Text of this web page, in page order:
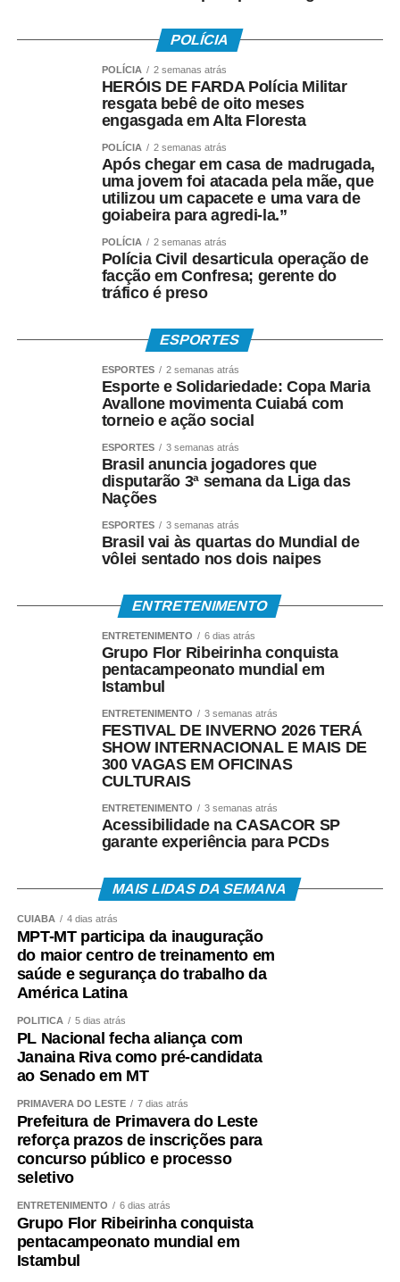
Como o pagamento é feito
Para trabalhadores da iniciativa privada (PIS)
• A Caixa Econômica Federal realiza o pagamento
prioritariamente por:
• Crédito em conta corrente ou poupança da Caixa;
• Depósito em Poupança Social Digital, movimentada
pelo aplicativo Caixa Tem.
Quem não possui conta pode sacar:
• Com Cartão Social e senha em lotéricas, caixas
eletrônicos e correspondentes CAIXA Aqui;
• Nas agências, com documento oficial com foto;
• Sem cartão, por meio de biometria cadastrada.
Para servidores públicos
(Pasep)
O Banco do Brasil faz o pagamento por:
• Crédito em conta bancária;
• Transferência via TED ou Pix;
• Saque presencial nas agências, para quem não é
Como consultar
Os trabalhadores podem verificar informações sobre
valor, data e habilitação pelos seguintes canais:
• Aplicativo Carteira de Trabalho Digital;
• Portal Gov.br;
• Telefone 158 (Ministério do Trabalho);
• Aplicativos Caixa Tem e Benefícios Sociais Caixa;
A expectativa é que, em 2026, cerca de 22,2 milhões
de trabalhadores recebam o abono salarial.
COMENTE ABAIXO:
WhatsApp
Facebook
POLÍCIA
POLÍCIA 2 semanas atrás
HERÓIS DE FARDA Polícia Militar
resgata bebê de oito meses
engasgada em Alta Floresta
POLÍCIA 2 semanas atrás
Após chegar em casa de madrugada,
uma jovem foi atacada pela mãe, que
utilizou um capacete e uma vara de
goiabeira para agredi-la.”
POLÍCIA 2 semanas atrás
Polícia Civil desarticula operação de
facção em Confresa; gerente do
tráfico é preso
ESPORTES
ESPORTES 2 semanas atrás
Esporte e Solidariedade: Copa Maria
Avallone movimenta Cuiabá com
torneio e ação social
ESPORTES 3 semanas atrás
Brasil anuncia jogadores que
disputarão 3ª semana da Liga das
Nações
ESPORTES 3 semanas atrás
Brasil vai às quartas do Mundial de
vôlei sentado nos dois naipes
ENTRETENIMENTO
ENTRETENIMENTO 6 dias atrás
Grupo Flor Ribeirinha conquista
pentacampeonato mundial em
Istambul
ENTRETENIMENTO 3 semanas atrás
FESTIVAL DE INVERNO 2026 TERÁ
SHOW INTERNACIONAL E MAIS DE
300 VAGAS EM OFICINAS
CULTURAIS
ENTRETENIMENTO 3 semanas atrás
Acessibilidade na CASACOR SP
garante experiência para PCDs
MAIS LIDAS DA SEMANA
CUIABÁ 4 dias atrás
MPT-MT participa da inauguração
do maior centro de treinamento em
saúde e segurança do trabalho da
América Latina
POLÍTICA 5 dias atrás
PL Nacional fecha aliança com
Janaina Riva como pré-candidata
ao Senado em MT
PRIMAVERA DO LESTE 7 dias atrás
Prefeitura de Primavera do Leste
reforça prazos de inscrições para
concurso público e processo
seletivo
ENTRETENIMENTO 6 dias atrás
Grupo Flor Ribeirinha conquista
pentacampeonato mundial em
Istambul